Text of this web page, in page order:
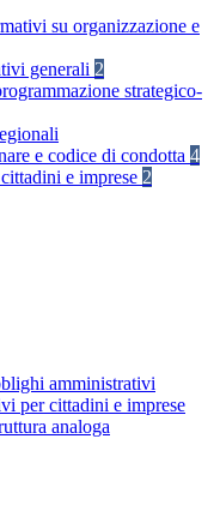
su organizzazione e
generali 2
strategico-
e codice di condotta 4
e imprese 2
amministrativi
per cittadini e imprese
analoga